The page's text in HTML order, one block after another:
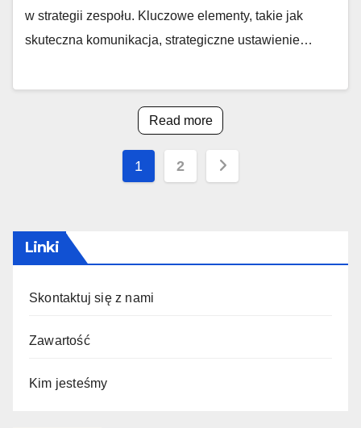
w strategii zespołu. Kluczowe elementy, takie jak
skuteczna komunikacja, strategiczne ustawienie…
Read more
Posts
1 2
Linki
Skontaktuj się z nami
Zawartość
Kim jesteśmy